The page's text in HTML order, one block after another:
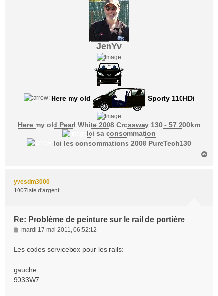
JenYv
Here my old Sporty 110HDi
Here my old Pearl White 2008 Crossway 130 - 57 200km
Ici sa consommation
Ici les consommations 2008 PureTech130
yvesdm3000
1007iste d'argent
Re: Problème de peinture sur le rail de portière
M
e
s
g
e
mardi 17 mai 2011, 06:52:12
Les codes servicebox pour les rails:
gauche:
9033W7